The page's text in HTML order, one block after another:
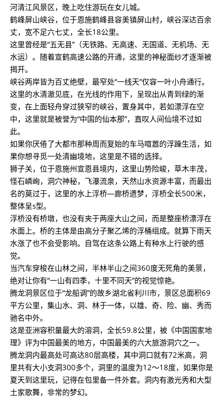
河清江风景区，晚上吃住游玩在女儿城。
鹤峰屏山峡谷，位于恩施鹤峰县容美镇屏山村，峡谷深达百余
丈，宽不足六七丈，全长18公里。
这里曾经是“五无县”（无铁路、无高速、无国道、无机场、无
水运）。随着宣鹤高速公路的开通，这里的神秘面纱才逐渐被
揭开。
峡谷两岸皆为百丈绝壁，最窄处“一线天”仅容一叶小舟通行。
这里的水清澈见底，在光线的作用下，呈现出从青到绿的渐
变，在上面轻舟穿过狭窄的峡谷，置身其中，若如漂浮在空
中，这里就是被誉为“中国的仙本那”，直叹人间仙境不过如
此。
如果你厌倦了大都市那种周而复始的车马喧嚣的浮躁生活，如
果你想寻觅一处清幽境地，这里是不错的选择。
狮子关，位于恩施州宣恩县境内，这里山势险峻，草木丰茂，
怪石嶙峋，洞穴神秘，飞瀑流泉，天然山水资源丰富，而最出
名的莫过于，这里的水上浮桥—廊桥遗梦，浮桥全长500米，
整体呈s型。
浮桥没有桥墩，也没有夹于两座大山之间，而是整座桥漂浮在
水面上。桥的主体是由高分子聚乙烯的浮桶组成。就算下雨天
水涨了也不会受影响。自驾在这条公路上有种水上行驶的感
觉。
当汽车穿梭在山林之间，半林半山之间360度无死角的美景，
绝对让你有“一山有四季，十里不同天”的视觉惊艳。
腾龙洞景区位于“龙船调”的故乡湖北省利川市，景区总面积69
平方公里，集山水、洞、林于一体，以雄、奇、险、幽、秀而
驰名中外。
这是亚洲容积量最大的溶洞，全长59.8公里，被《中国国家地
理》评为中国最美的地方，中国最美的六大旅游洞穴之一。
腾龙洞内最高处可高达80层高楼，其中洞口就有72米高，洞
里共有大小支洞300多个，洞里的温度为12～18度，如果你是
夏天到这里玩，记得在包里备一件外套。洞内有激光秀和大型
土家歌舞，非常的梦幻。